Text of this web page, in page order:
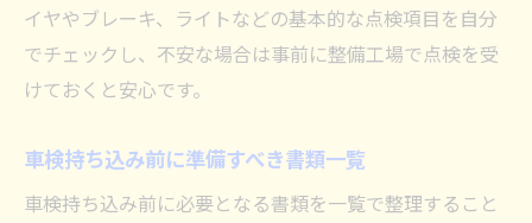
イヤやブレーキ、ライトなどの基本的な点検項目を自分
でチェックし、不安な場合は事前に整備工場で点検を受
けておくと安心です。
車検持ち込み前に準備すべき書類一覧
車検持ち込み前に必要となる書類を一覧で整理すること